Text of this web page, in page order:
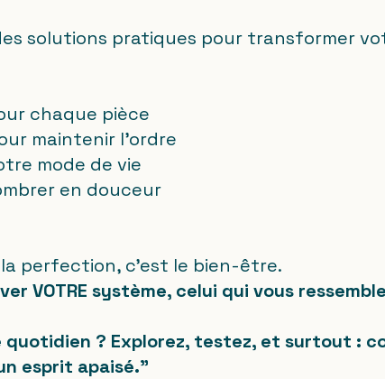
solutions pratiques pour transformer
chaque pièce
maintenir l'ordre
mode de vie
en douceur
perfection, c'est le bien-être.
VOTRE système, celui qui vous
? Explorez, testez, et surtout :
esprit apaisé."